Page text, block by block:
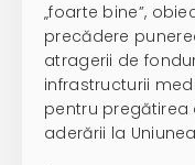
„foarte bine”,
precădere
atragerii de
infrastructurii
pentru
aderării la